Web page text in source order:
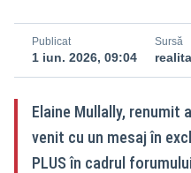
Publicat
1 iun. 2026, 09:04
Sursă
Elaine Mullally, renumit
venit cu un mesaj în
PLUS în cadrul